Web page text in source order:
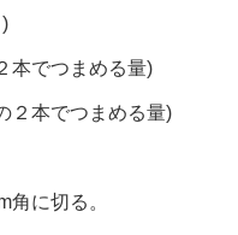
本でつまめる量)
本でつまめる量)
に切る。